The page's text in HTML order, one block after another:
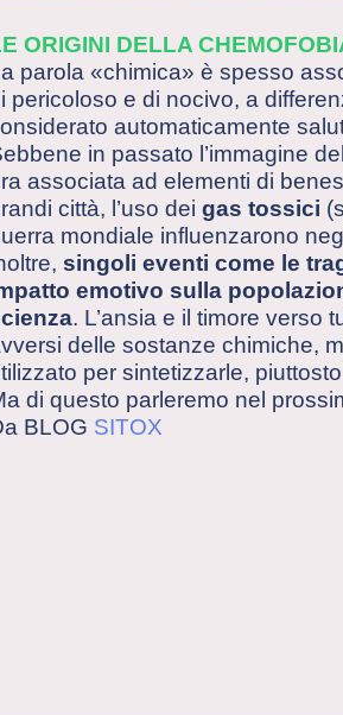
ORIGINI DELLA
parola «chimica» è spesso
pericoloso e di nocivo, a
automaticamente
in passato l’immagine
associata ad elementi di
città, l’uso dei gas tossici
mondiale influenzarono
singoli eventi come le
emotivo sulla
. L’ansia e il timore verso
delle sostanze chimiche,
per sintetizzarle,
di questo parleremo nel
BLOG SITOX